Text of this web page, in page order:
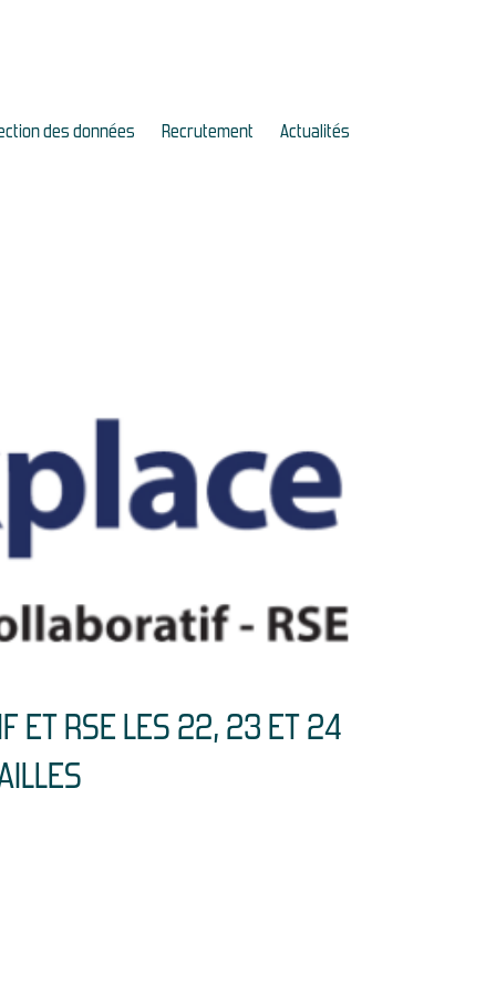
des données Recrutement Actualités
ET RSE LES 22, 23 ET 24